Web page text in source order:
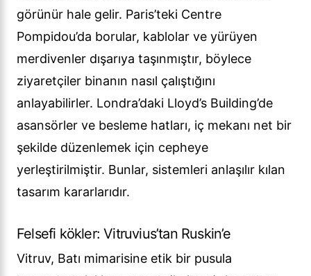
görünür hale gelir. Paris’teki Centre
Pompidou’da borular, kablolar ve yürüyen
merdivenler dışarıya taşınmıştır, böylece
ziyaretçiler binanın nasıl çalıştığını
anlayabilirler. Londra’daki Lloyd’s Building’de
asansörler ve besleme hatları, iç mekanı net bir
şekilde düzenlemek için cepheye
yerleştirilmiştir. Bunlar, sistemleri anlaşılır kılan
tasarım kararlarıdır.
Felsefi kökler: Vitruvius’tan Ruskin’e
Vitruv, Batı mimarisine etik bir pusula